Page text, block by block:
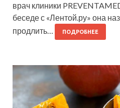
врач клиники
беседе с «Лентой.ру» она
продлить…
ПОДРОБНЕЕ